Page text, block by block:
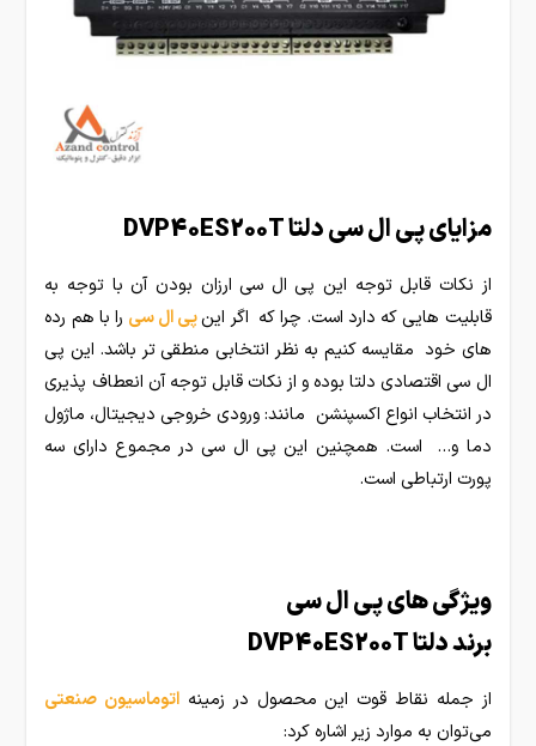
مزایای پی ال سی دلتا DVP40ES200T
از نکات قابل توجه این پی ال سی ارزان بودن آن با توجه به
قابلیت هایی که دارد است. چرا که اگر اینپی ال سی را با هم رده
های خود مقایسه کنیم به نظر انتخابی منطقی تر باشد. این پی
ال سی اقتصادی دلتا بوده و از نکات قابل توجه آن انعطاف پذیری
در انتخاب انواع اکسپنشن مانند: ورودی خروجی دیجیتال، ماژول
دما و… است. همچنین این پی ال سی در مجموع دارای سه
پورت ارتباطی است.
ویژگی های پی ال سی
برند دلتا DVP40ES200T
از جمله نقاط قوت این محصول در زمینه اتوماسیون صنعتی
می‌توان به موارد زیر اشاره کرد: